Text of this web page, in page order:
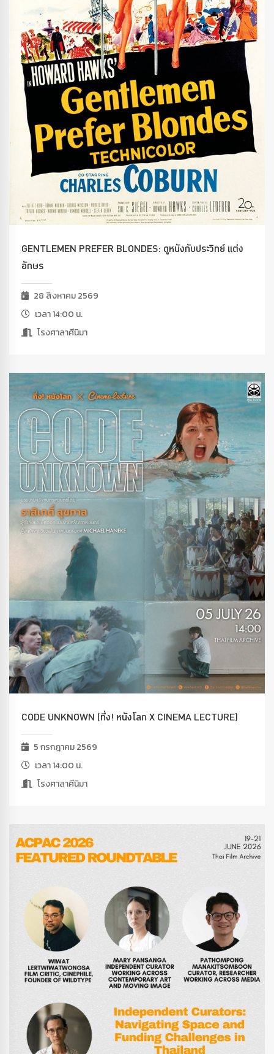
GENTLEMEN PREFER BLONDES: ดูหนังกับประวิทย์ แต่ง
อักษร
28 สิงหาคม 2569
เวลา 14:00 น.
โรงศาลาศีนิมา
CODE UNKNOWN (ทึ่ง! หนังโลก X CINEMA LECTURE)
5 กรกฎาคม 2569
เวลา 14:00 น.
โรงศาลาศีนิมา